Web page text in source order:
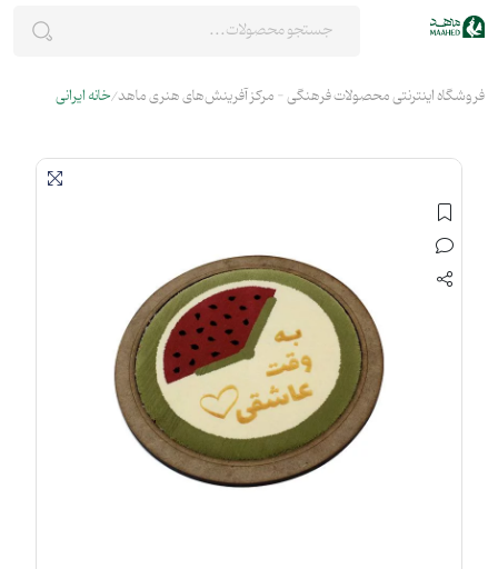
فروشگاه اینترنتی محصولات فرهنگی - مرکز آفرینش‌های هنری ماهد خانه ایرانی